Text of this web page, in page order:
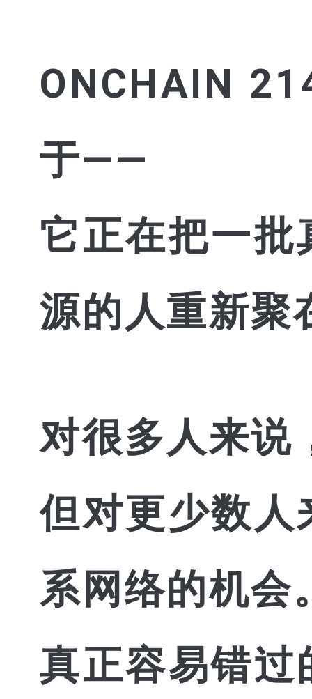
ONCHAIN
于——
它正在把一
源的人重新聚
对很多人来说
但对更少数人
系网络的机会
真正容易错